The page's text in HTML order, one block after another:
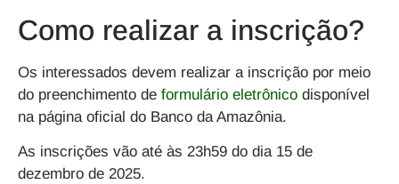
Como realizar a inscrição?
Os interessados devem realizar a inscrição por meio
do preenchimento de formulário eletrônico disponível
na página oficial do Banco da Amazônia.
As inscrições vão até às 23h59 do dia 15 de
dezembro de 2025.